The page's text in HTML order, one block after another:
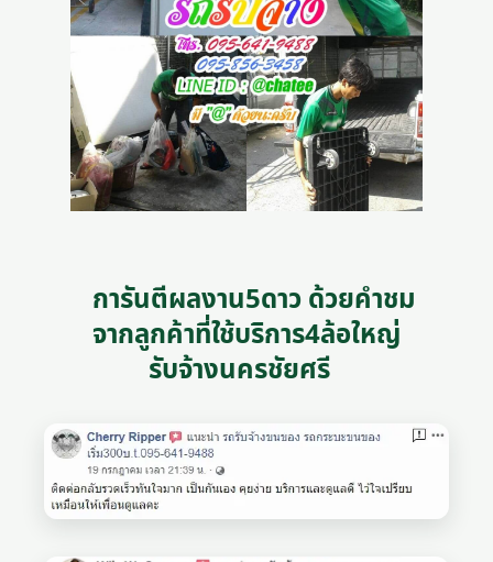
การันตีผลงาน5ดาว ด้วยคำชม
จากลูกค้าที่ใช้บริการ4ล้อใหญ่
รับจ้างนครชัยศรี